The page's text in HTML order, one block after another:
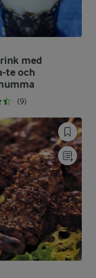
med
te och
(9)